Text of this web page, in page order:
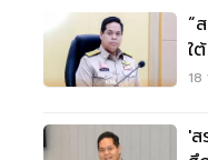
“
ใ
18
'